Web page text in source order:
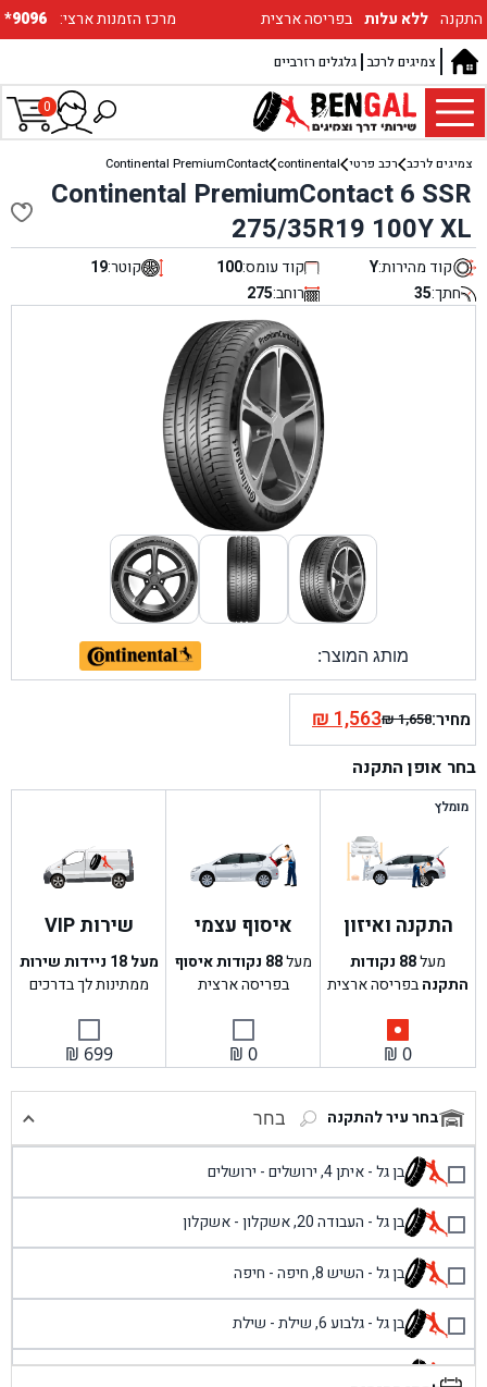
*9096 :מרכז הזמנות ארצי התקנה ללא עלות בפריסה ארצית
גלגלים רזרביים צמיגים לרכב
0
צמיגים לרכב רכב פרטי continental
Continental PremiumContact
Continental PremiumContact 6 SSR
275/35R19 100Y XL
קוד מהירות:Y קוד עומס:100 קוטר:19
חתך:35 רוחב:275
מותג המוצר:
מחיר: ₪1,658
המחיר
המקורי
היה:
₪1,563 המחיר
הנוכחי
הוא:
בחר אופן התקנה
מומלץ
התקנה ואיזון
מעל88 נקודות
התקנהבפריסה ארצית
₪ 0
איסוף עצמי
מעל88 נקודות איסוף
בפריסה ארצית
₪ 0
שירות VIP
מעל 18 ניידות שירות
ממתינות לך בדרכים
₪ 699
בחר עיר להתקנה בחר
בן גל - איתן 4, ירושלים - ירושלים
בן גל - העבודה 20, אשקלון - אשקלון
בן גל - השיש 8, חיפה - חיפה
בן גל - גלבוע 6, שילת - שילת
בן גל - פוריידיס, כניסה צפונית מול כביש 4 - פרדיס